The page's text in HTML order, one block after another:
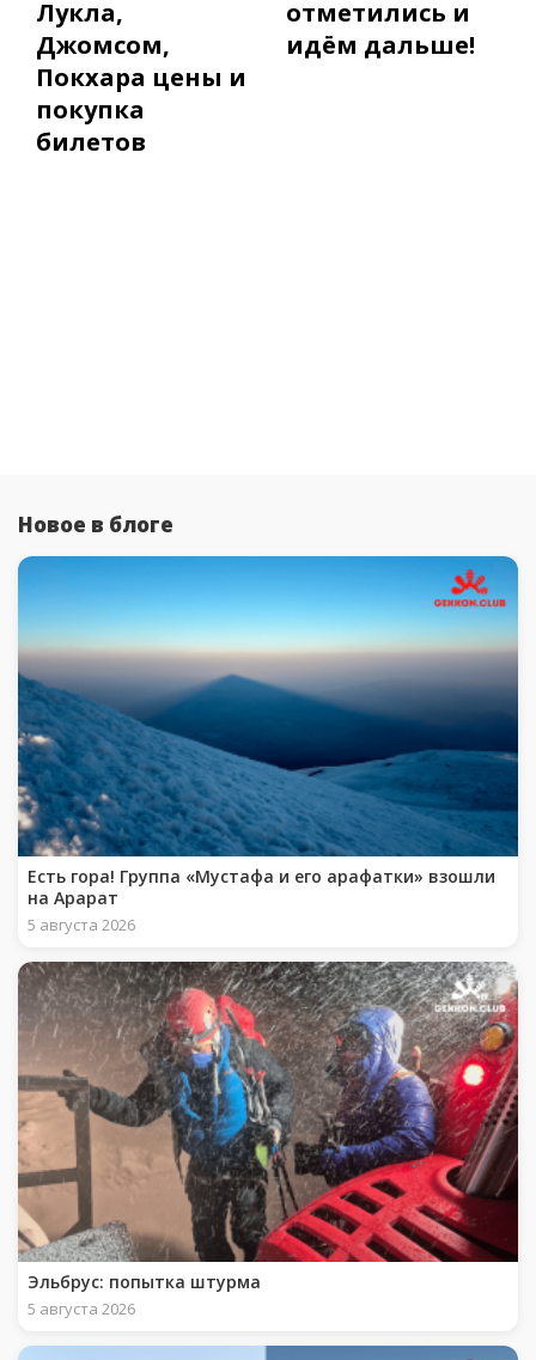
Лукла,
Джомсом,
Покхара цены и
покупка
билетов
отметились и
идём дальше!
Новое в блоге
Есть гора! Группа «Мустафа и его арафатки» взошли
на Арарат
5 августа 2026
Эльбрус: попытка штурма
5 августа 2026